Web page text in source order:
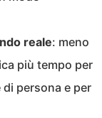
reale: meno
più tempo per
persona e per